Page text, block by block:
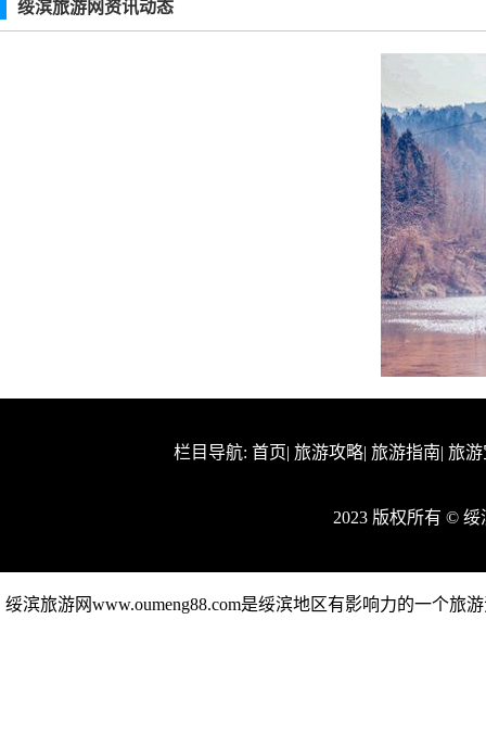
绥滨旅游网资讯动态
栏目导航: 首页| 旅游攻略| 旅游指南| 旅
2023 版权所有 ©
绥滨旅游网www.oumeng88.com是绥滨地区有影响力的一个